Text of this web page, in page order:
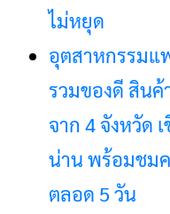
ไม่หยุด
อุตสาหกรรมแ
รวมของดี สินค้
จาก 4 จังหวัด
น่าน พร้อมชม
ตลอด 5 วัน